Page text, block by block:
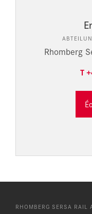
Rhomberg
T
RHOMBERG SERSA RAIL